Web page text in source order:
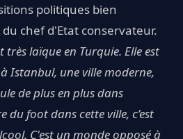
politiques bien
chef d'Etat conservateur.
laïque en Turquie. Elle est
Istanbul, une ville moderne,
de plus en plus dans
du foot dans cette ville, c’est
C'est un monde opposé à